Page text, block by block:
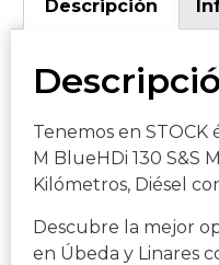
Descripción
Tenemos en
M BlueHDi 130 S&S
Kilómetros, Diésel
Descubre la mejor
en Úbeda y Linares